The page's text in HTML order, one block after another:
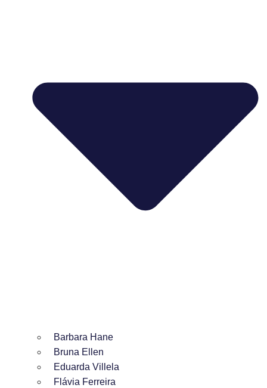
Barbara Hane
Bruna Ellen
Eduarda Villela
Flávia Ferreira